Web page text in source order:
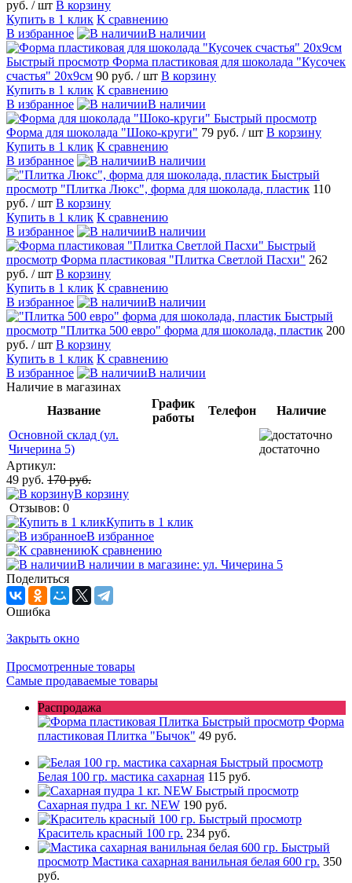
руб. / шт В корзину
Купить в 1 клик К сравнению
В избранное
В наличии
Быстрый просмотр Форма пластиковая для шоколада "Кусочек
счастья" 20х9см 90 руб. / шт В корзину
Купить в 1 клик К сравнению
В избранное
В наличии
Быстрый просмотр
Форма для шоколада "Шоко-круги" 79 руб. / шт В корзину
Купить в 1 клик К сравнению
В избранное
В наличии
Быстрый
просмотр "Плитка Люкс", форма для шоколада, пластик 110
руб. / шт В корзину
Купить в 1 клик К сравнению
В избранное
В наличии
Быстрый
просмотр Форма пластиковая "Плитка Светлой Пасхи" 262
руб. / шт В корзину
Купить в 1 клик К сравнению
В избранное
В наличии
Быстрый
просмотр "Плитка 500 евро" форма для шоколада, пластик 200
руб. / шт В корзину
Купить в 1 клик К сравнению
В избранное
В наличии
Наличие в магазинах
Название
График
работы
Телефон
Наличие
Основной склад (ул.
Чичерина 5)
достаточно
Артикул:
49 руб. 170 руб.
В корзину
Отзывов: 0
Купить в 1 клик
В избранное
К сравнению
В наличии в магазине: ул. Чичерина 5
Поделиться
Ошибка
Закрыть окно
Просмотренные товары
Самые продаваемые товары
Распродажа
Быстрый просмотр Форма
пластиковая Плитка "Бычок" 49 руб.
Быстрый просмотр
Белая 100 гр. мастика сахарная 115 руб.
Быстрый просмотр
Сахарная пудра 1 кг. NEW 190 руб.
Быстрый просмотр
Краситель красный 100 гр. 234 руб.
Быстрый
просмотр Мастика сахарная ванильная белая 600 гр. 350
руб.